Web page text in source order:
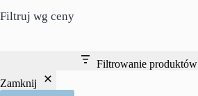
Filtruj wg ceny
Filtrowanie produktów
Zamknij